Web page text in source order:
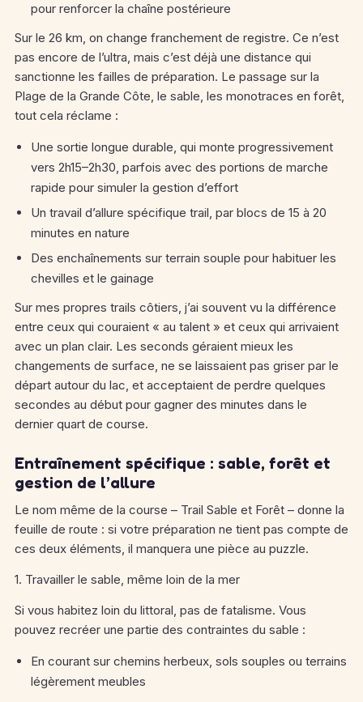
pour renforcer la chaîne postérieure
Sur le 26 km, on change franchement de registre. Ce n’est
pas encore de l’ultra, mais c’est déjà une distance qui
sanctionne les failles de préparation. Le passage sur la
Plage de la Grande Côte, le sable, les monotraces en forêt,
tout cela réclame :
Une sortie longue durable, qui monte progressivement
vers 2h15–2h30, parfois avec des portions de marche
rapide pour simuler la gestion d’effort
Un travail d’allure spécifique trail, par blocs de 15 à 20
minutes en nature
Des enchaînements sur terrain souple pour habituer les
chevilles et le gainage
Sur mes propres trails côtiers, j’ai souvent vu la différence
entre ceux qui couraient « au talent » et ceux qui arrivaient
avec un plan clair. Les seconds géraient mieux les
changements de surface, ne se laissaient pas griser par le
départ autour du lac, et acceptaient de perdre quelques
secondes au début pour gagner des minutes dans le
dernier quart de course.
Entraînement spécifique : sable, forêt et
gestion de l’allure
Le nom même de la course – Trail Sable et Forêt – donne la
feuille de route : si votre préparation ne tient pas compte de
ces deux éléments, il manquera une pièce au puzzle.
1. Travailler le sable, même loin de la mer
Si vous habitez loin du littoral, pas de fatalisme. Vous
pouvez recréer une partie des contraintes du sable :
En courant sur chemins herbeux, sols souples ou terrains
légèrement meubles